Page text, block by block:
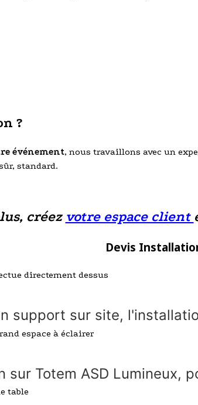
?
événement, nous travaillons avec un
standard.
créez votre espace client
Devis
support sur site,
sur Totem ASD Lumineux,